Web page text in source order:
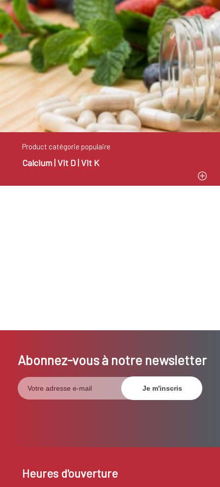
Product catégorie populaire
Calcium | Vit D | Vit K
Abonnez-vous à notre newsletter
Heures d'ouverture